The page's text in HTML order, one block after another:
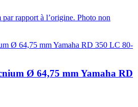
rapport à l’origine. Photo non
Ø 64,75 mm Yamaha RD